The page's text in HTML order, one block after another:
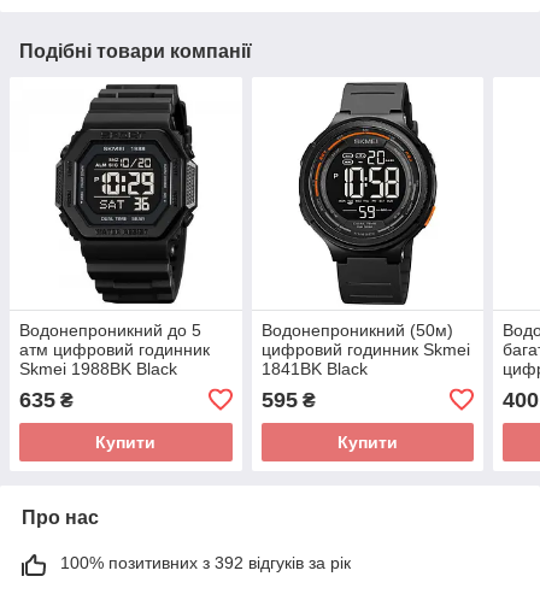
Подібні товари компанії
Водонепроникний до 5
атм цифровий годинник
Skmei 1988BK Black
635 ₴
Купити
Водонепроникний (50м)
цифровий годинник Skmei
1841BK Black
595₴
Купити
400
Про нас
100% позитивних з 392 відгуків за рік